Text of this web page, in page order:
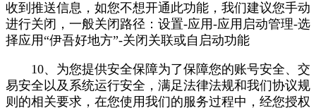
收到推送信息，如您不想开通此功能，我们建议您手动
进行关闭，一般关闭路径：设置-应用-应用启动管理-选
择应用“伊吾好地方”-关闭关联或自启动功能
10、为您提供安全保障为了保障您的账号安全、交
易安全以及系统运行安全，满足法律法规和我们协议规
则的相关要求，在您使用我们的服务过程中，经您授权